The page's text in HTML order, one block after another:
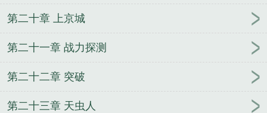
第二十章 上京城
第二十一章 战力探测
第二十二章 突破
第二十三章 天虫人